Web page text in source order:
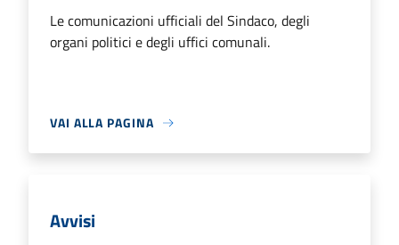
Le comunicazioni ufficiali del Sindaco, degli
organi politici e degli uffici comunali.
VAI ALLA PAGINA
Avvisi